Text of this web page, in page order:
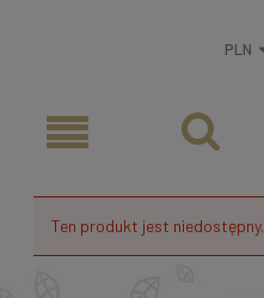
Ten produkt jest niedostępny.